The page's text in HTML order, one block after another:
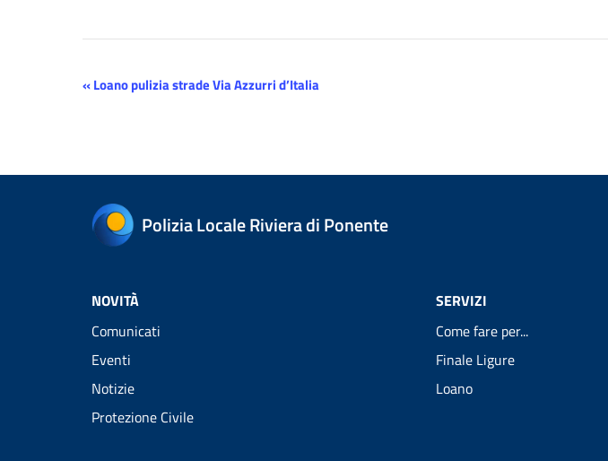
Evento
«Loano pulizia strade Via Azzurri d’Italia
Polizia Locale Riviera di Ponente
NOVITÀ
Comunicati
Eventi
Notizie
Protezione Civile
SERVIZI
Come fare per...
Finale Ligure
Loano